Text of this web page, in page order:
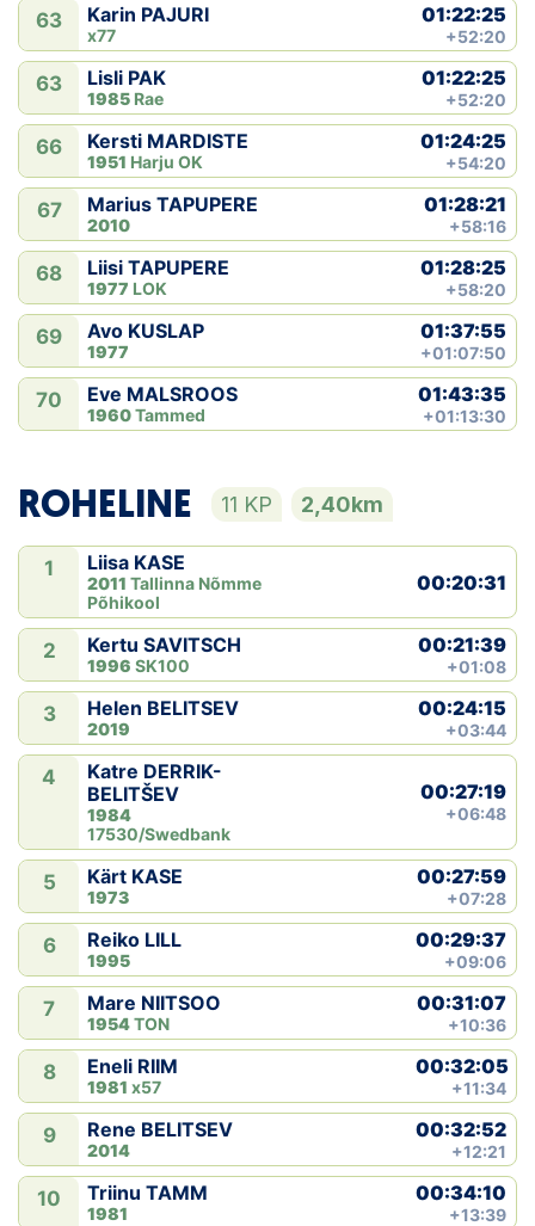
63 Karin PAJURI
x77
01:22:25
+52:20
63 Lisli PAK
1985 Rae
01:22:25
+52:20
66 Kersti MARDISTE
1951 Harju OK
01:24:25
+54:20
67 Marius TAPUPERE
2010
01:28:21
+58:16
68 Liisi TAPUPERE
1977 LOK
01:28:25
+58:20
69 Avo KUSLAP
1977
01:37:55
+01:07:50
70 Eve MALSROOS
1960Tammed
01:43:35
+01:13:30
ROHELINE 11 KP 2,40km
1 Liisa KASE
2011 Tallinna Nõmme
Põhikool
00:20:31
2 Kertu SAVITSCH
1996 SK100
00:21:39
+01:08
3 Helen BELITSEV
2019
00:24:15
+03:44
4
Katre DERRIK-
BELITŠEV
1984
17530/Swedbank
00:27:19
+06:48
5 Kärt KASE
1973
00:27:59
+07:28
6 Reiko LILL
1995
00:29:37
+09:06
7 Mare NIITSOO
1954TON
00:31:07
+10:36
8 Eneli RIIM
1981 x57
00:32:05
+11:34
9 Rene BELITSEV
2014
00:32:52
+12:21
10 Triinu TAMM
1981
00:34:10
+13:39